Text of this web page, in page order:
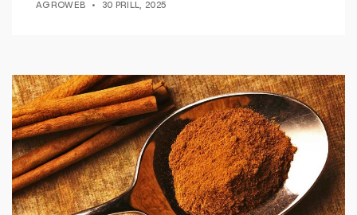
AGROWEB 30 PRILL, 2025